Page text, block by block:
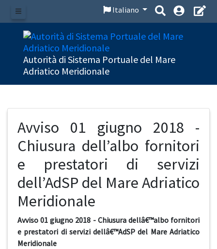
Menu
Italiano
Autorità di Sistema Portuale del Mare
Adriatico Meridionale
Avviso 01 giugno 2018 -
Chiusura dell’albo fornitori
e prestatori di servizi
dell’AdSP del Mare Adriatico
Meridionale
Avviso 01 giugno 2018 - Chiusura dellâ€™albo fornitori
e prestatori di servizi dellâ€™AdSP del Mare Adriatico
Meridionale